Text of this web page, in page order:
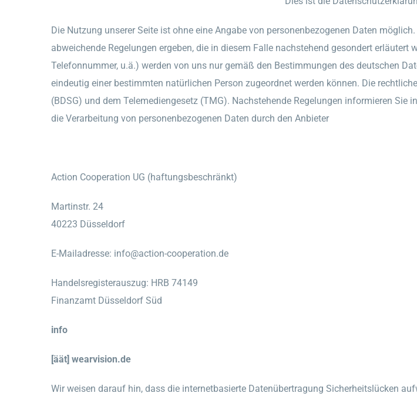
Die Nutzung unserer Seite ist ohne eine Angabe von personenbezogenen Daten
abweichende Regelungen ergeben, die in diesem Falle nachstehend gesondert erläutert
Telefonnummer, u.ä.) werden von uns nur gemäß den Bestimmungen des deutschen
eindeutig einer bestimmten natürlichen Person zugeordnet werden können. Die
(BDSG) und dem Telemediengesetz (TMG). Nachstehende Regelungen informieren
die Verarbeitung von personenbezogenen Daten durch den Anbieter
Action Cooperation UG (haftungsbeschränkt)
Martinstr. 24
40223 Düsseldorf
E-Mailadresse: info@action-cooperation.de
Handelsregisterauszug: HRB 74149
Finanzamt Düsseldorf Süd
info
[äät] wearvision.de
Wir weisen darauf hin, dass die internetbasierte Datenübertragung Sicherheitslücken